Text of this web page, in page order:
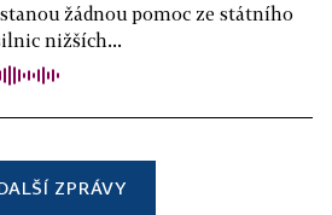
žádnou pomoc ze státního
nižších...
ZPRÁVY